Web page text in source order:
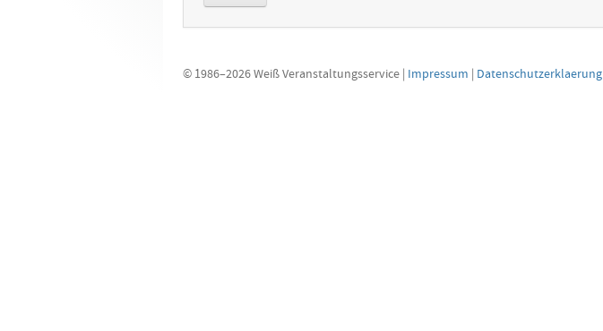
© 1986–2026 Weiß Veranstaltungsservice| Impressum | Datenschutzerklaerung